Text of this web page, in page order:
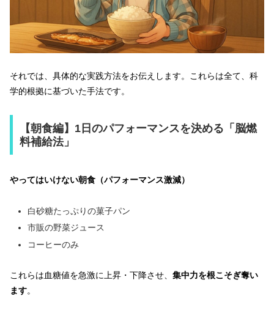
それでは、具体的な実践方法をお伝えします。これらは全て、科
学的根拠に基づいた手法です。
【朝食編】1日のパフォーマンスを決める「脳燃
料補給法」
やってはいけない朝食（パフォーマンス激減）
白砂糖たっぷりの菓子パン
市販の野菜ジュース
コーヒーのみ
これらは血糖値を急激に上昇・下降させ、 集中力を根こそぎ奪い
ます。